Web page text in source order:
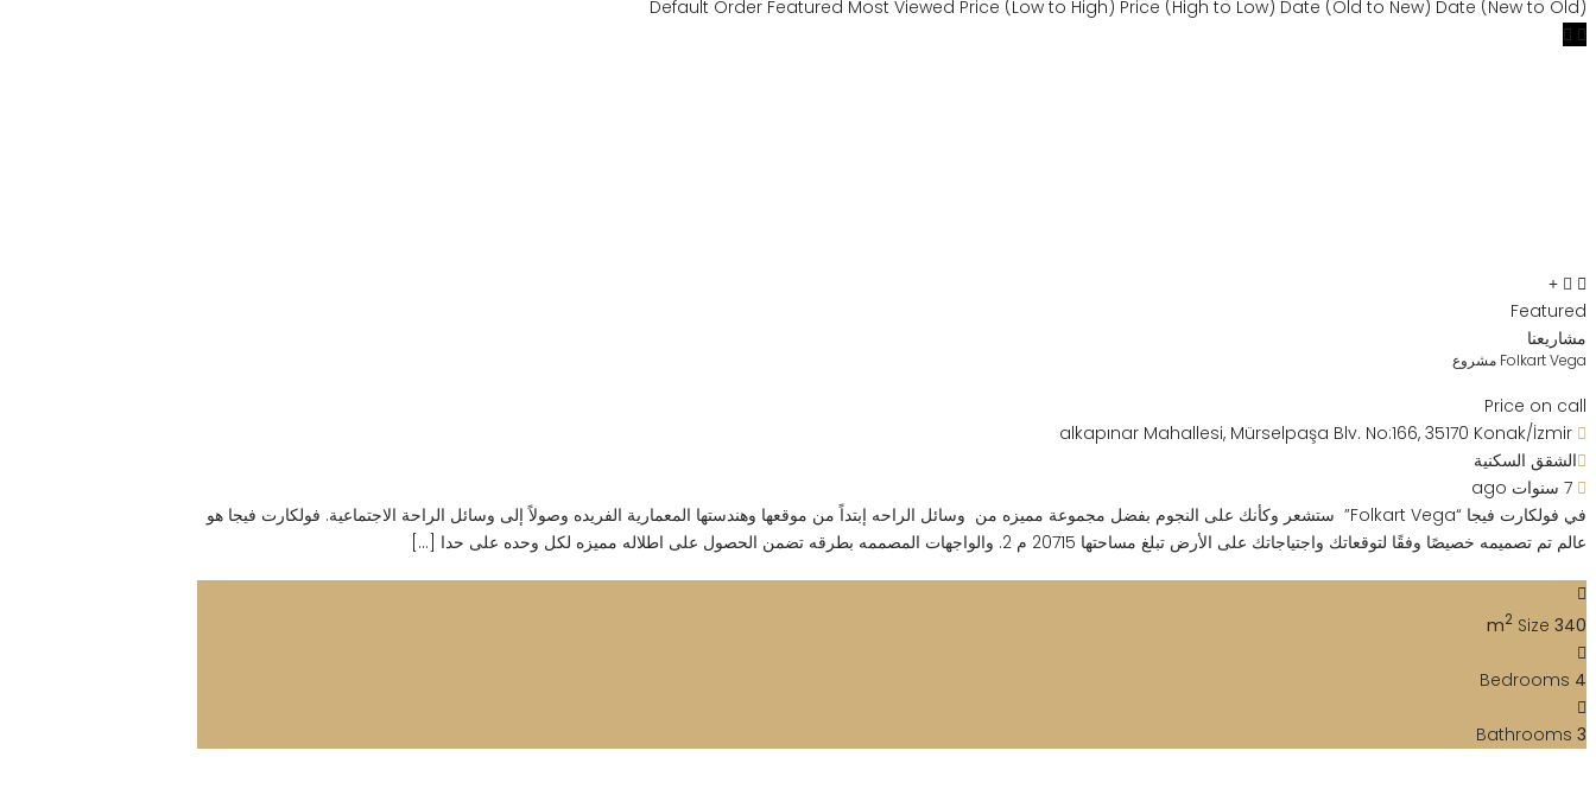
Default Order Featured Most Viewed Price (Low to High) Price (High to Low) Date (Old to New) Date (New to Old)
Featured
مشاريعنا
Folkart Vega مشروع
Price on call
alkapınar Mahallesi, Mürselpaşa Blv. No:166, 35170 Konak/İzmir
الشقق السكنية
في فولكارت فيجا “Folkart Vega” ستشعر وكأنك على النجوم بفضل مجموعة مميزه من وسائل الراحه إبتداً من موقعها وهندستها المعمارية الفريده وصولاً إلى وسائل الراحة الاجتماعية. فولكارت فيجا هو
عالم تم تصميمه خصيصًا وفقًا لتوقعاتك واجتياجاتك على الأرض تبلغ مساحتها 20715 م 2. والواجهات المصممه بطرقه تضمن الحصول على اطلاله مميزه لكل وحده على حدا […]
340 m
2 Size
4
Bedrooms
3
Bathrooms